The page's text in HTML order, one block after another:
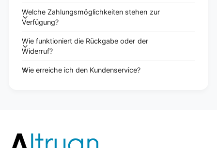
Welche Zahlungsmöglichkeiten stehen zur
Verfügung?
Wie funktioniert die Rückgabe oder der
Widerruf?
Wie erreiche ich den Kundenservice?